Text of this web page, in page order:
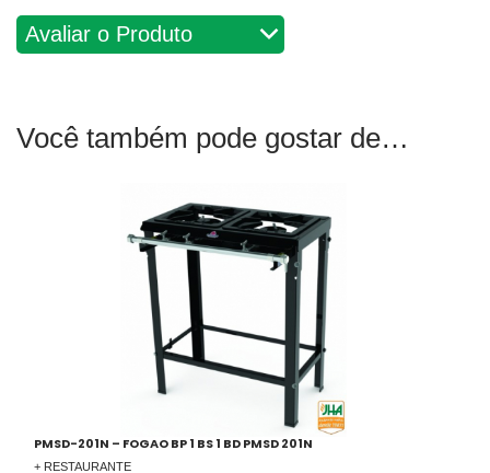
Avaliações
Você também pode gostar de
PMSD-201N – FOGAO BP 1 BS 1 BD PMSD 201N
+ RESTAURANTE